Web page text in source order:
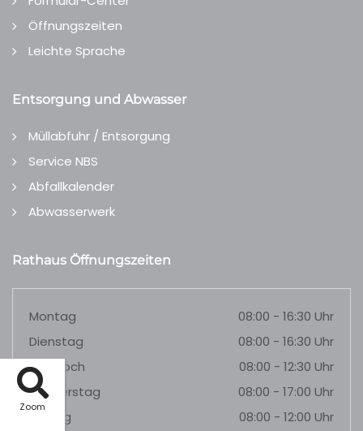
Zoom
Öffnungszeiten
Leichte Sprache
Entsorgung und Abwasser
Müllabfuhr / Entsorgung
Service NBS
Abfallkalender
Abwasserwerk
Rathaus Öffnungszeiten
Montag
08:00 - 16:30 Uhr
Dienstag
08:00 - 16:30 Uhr
Mittwoch
08:00 - 12:30 Uhr
Donnerstag
08:00 - 17:00 Uhr
Freitag
08:00 - 12:00 Uhr